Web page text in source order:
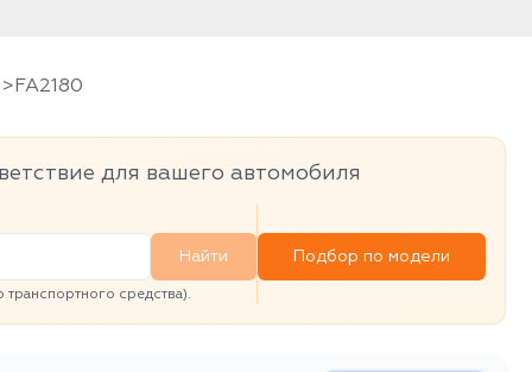
FA2180
для вашего автомобиля
Найти
средства).
Подбор по модели